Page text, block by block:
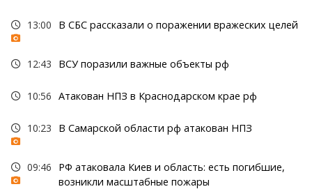
13:00 В СБС рассказали о поражении вражеских целей
12:43 ВСУ поразили важные объекты рф
10:56 Атакован НПЗ в Краснодарском крае рф
10:23 В Самарской области рф атакован НПЗ
09:46
РФ атаковала Киев и область: есть погибшие,
возникли масштабные пожары